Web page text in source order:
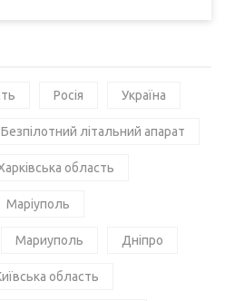
Росія Україна
Безпілотний літальний апарат
область
Маріуполь
Мариуполь Дніпро
область